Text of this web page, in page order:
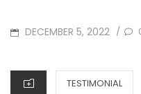
DECEMBER 5, 2022 /
TESTIMONIAL